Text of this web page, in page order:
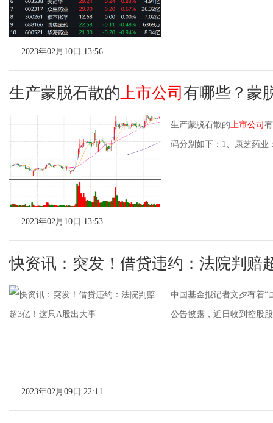
2023年02月10日 13:56
生产蒙脱石散的上市公司 有哪些？蒙
生产蒙脱石散的上市公司
码分别如下：1、康芝药业
2023年02月10日 13:53
快资讯：突发！借贷违约：法院判赔
中国基金报记者文夕有着“
公告披露，近日收到控股
2023年02月09日 22:11